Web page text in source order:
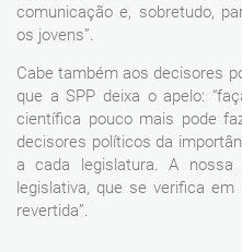
comunicação e, sobretudo,
os jovens”.
Cabe também aos decisores
que a SPP deixa o apelo:
científica pouco mais pode
decisores políticos da
a cada legislatura. A
legislativa, que se verifica
revertida”.